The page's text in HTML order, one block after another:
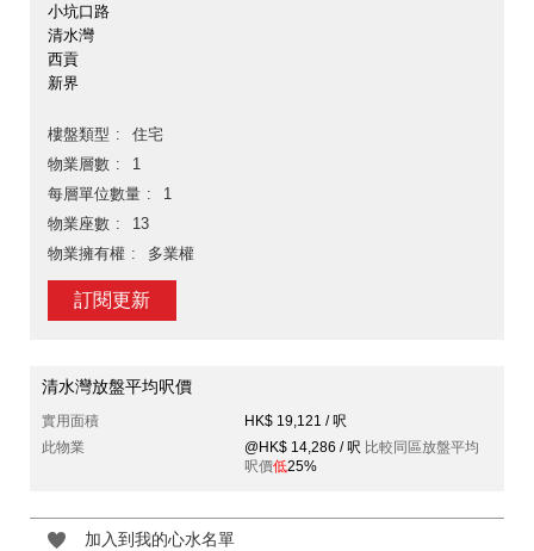
小坑口路
清水灣
西貢
新界
樓盤類型
住宅
物業層數
1
每層單位數量
1
物業座數
13
物業擁有權
多業權
訂閱更新
清水灣放盤平均呎價
實用面積
HK$ 19,121 / 呎
此物業
@HK$ 14,286 / 呎 比較同區放盤平均
呎價低25%
加入到我的心水名單